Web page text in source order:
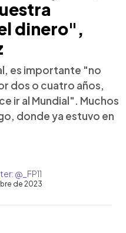
dinero",
es importante "no
dos o cuatro años,
ir al Mundial". Muchos
donde ya estuvo en
@_FP11
de 2023